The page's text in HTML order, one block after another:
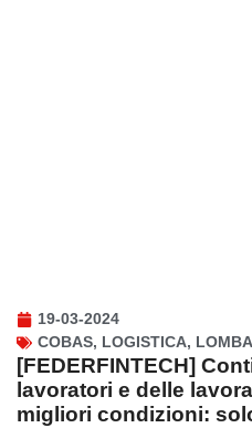
19-03-2024
COBAS, LOGISTICA,
[FEDERFINTECH]
lavoratori e delle
migliori condizioni: